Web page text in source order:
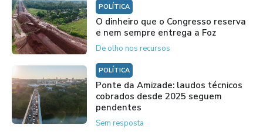
POLÍTICA
O dinheiro que o Congresso reserva
e nem sempre entrega a Foz
De olho nos recursos
POLÍTICA
Ponte da Amizade: laudos técnicos
cobrados desde 2025 seguem
pendentes
Sem resposta